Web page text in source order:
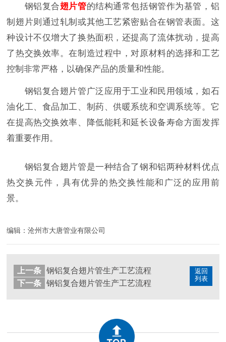
钢铝复合翅片管的结构通常包括钢管作为基管，铝
制翅片则通过轧制或其他工艺紧密贴合在钢管表面。这
种设计不仅增大了换热面积，还提高了流体扰动，提高
了热交换效率。在制造过程中，对原材料的选择和工艺
控制非常严格，以确保产品的质量和性能。
钢铝复合翅片管广泛应用于工业和民用领域，如石
油化工、食品加工、制药、供暖系统和空调系统等。它
在提高热交换效率、降低能耗和延长设备寿命方面发挥
着重要作用。
钢铝复合翅片管是一种结合了钢和铝两种材料优点
热交换元件，具有优异的热交换性能和广泛的应用前
景。
编辑：沧州市大唐管业有限公司
返回
列表
上一条
钢铝复合翅片管生产工艺流程
下一条
钢铝复合翅片管生产工艺流程